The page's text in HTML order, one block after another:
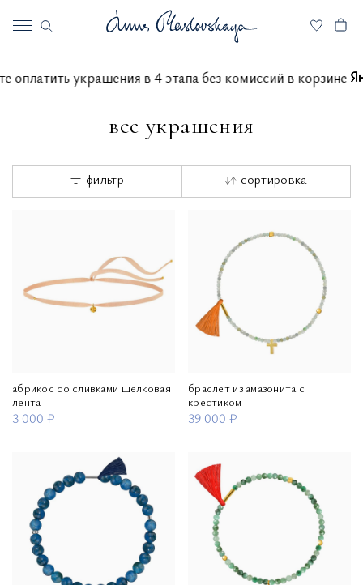
оплатить украшения в 4 этапа без комиссий в
все украшения
фильтр сортировка
абрикос со сливками шелковая
лента
3 000 ₽
браслет из амазонита с
крестиком
39 000 ₽